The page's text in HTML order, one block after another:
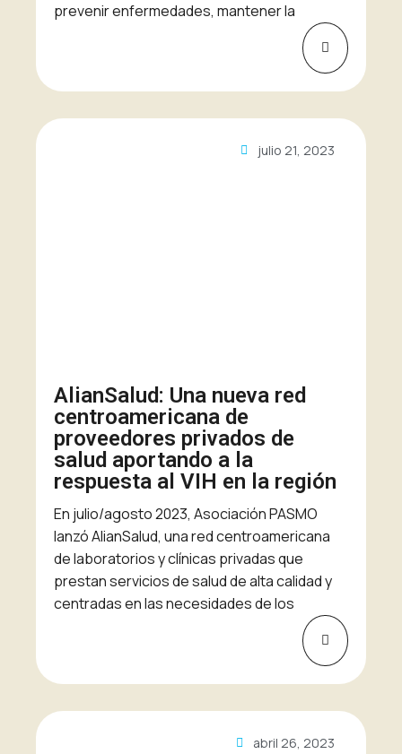
prevenir enfermedades, mantener la
julio 21, 2023
AlianSalud: Una nueva red
centroamericana de
proveedores privados de
salud aportando a la
respuesta al VIH en la región
En julio/agosto 2023, Asociación PASMO
lanzó AlianSalud, una red centroamericana
de laboratorios y clínicas privadas que
prestan servicios de salud de alta calidad y
centradas en las necesidades de los
abril 26, 2023